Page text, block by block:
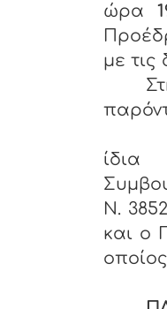
ώρα
με τις
Ο
ίδια
Ν.
και ο